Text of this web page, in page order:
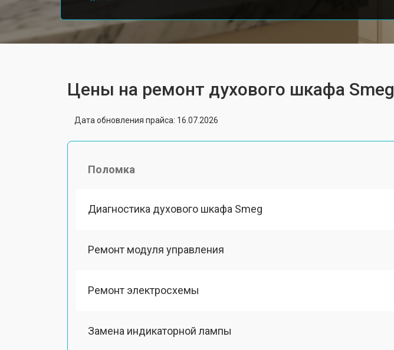
Цены на ремонт духового шкафа Smeg
Дата обновления прайса: 16.07.2026
Поломка
Диагностика духового шкафа Smeg
Ремонт модуля управления
Ремонт электросхемы
Замена индикаторной лампы